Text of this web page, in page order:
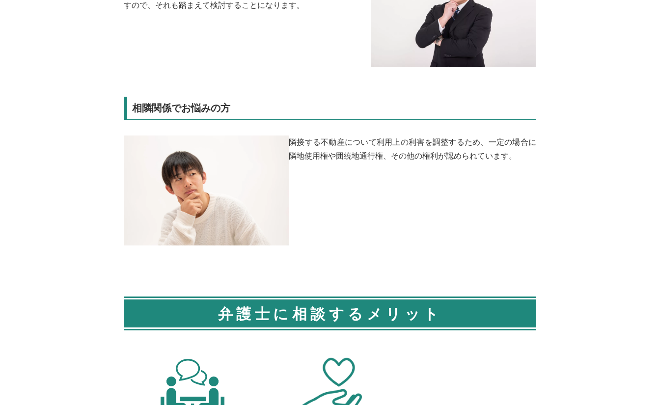
すので、それも踏まえて検討することになります。
相隣関係でお悩みの方
隣接する不動産について利用上の利害を調整するため、一定の場合に
隣地使用権や囲繞地通行権、その他の権利が認められています。
弁護士に相談するメリット